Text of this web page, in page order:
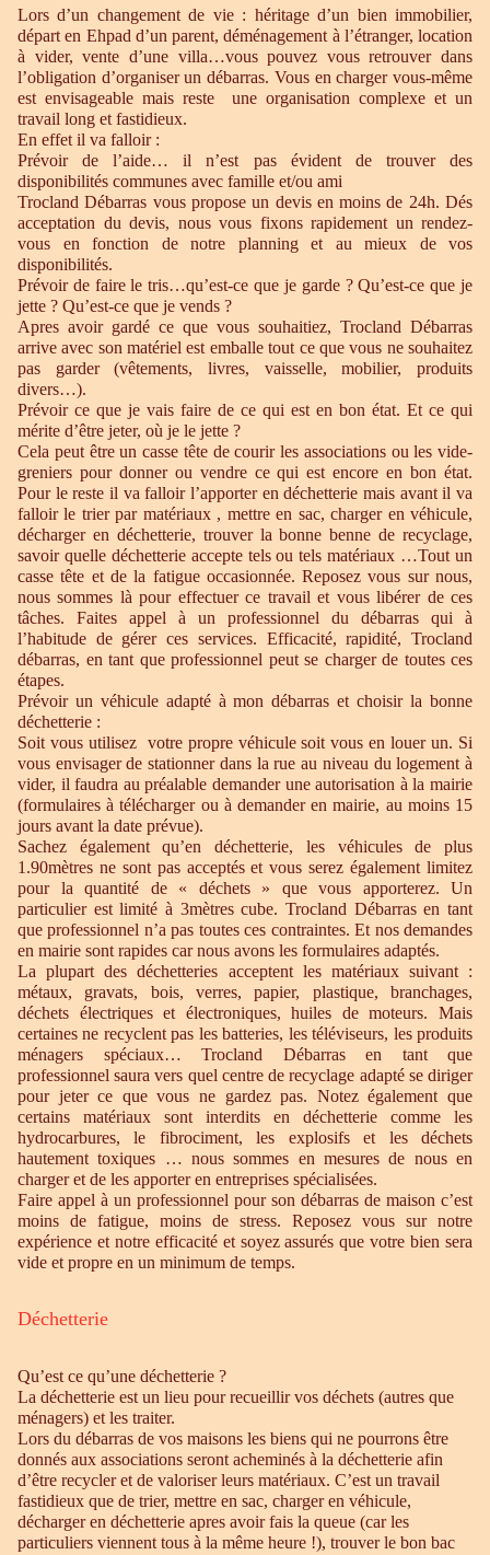
Lors d’un changement de vie : héritage d’un bien immobilier,
départ en Ehpad d’un parent, déménagement à l’étranger, location
à vider, vente d’une villa…vous pouvez vous retrouver dans
l’obligation d’organiser un débarras. Vous en charger vous-même
est envisageable mais reste une organisation complexe et un
travail long et fastidieux.
En effet il va falloir :
Prévoir de l’aide… il n’est pas évident de trouver des
disponibilités communes avec famille et/ou ami
Trocland Débarras vous propose un devis en moins de 24h. Dés
acceptation du devis, nous vous fixons rapidement un rendez-
vous en fonction de notre planning et au mieux de vos
disponibilités.
Prévoir de faire le tris…qu’est-ce que je garde ? Qu’est-ce que je
jette ? Qu’est-ce que je vends ?
Apres avoir gardé ce que vous souhaitiez, Trocland Débarras
arrive avec son matériel est emballe tout ce que vous ne souhaitez
pas garder (vêtements, livres, vaisselle, mobilier, produits
divers…).
Prévoir ce que je vais faire de ce qui est en bon état. Et ce qui
mérite d’être jeter, où je le jette ?
Cela peut être un casse tête de courir les associations ou les vide-
greniers pour donner ou vendre ce qui est encore en bon état.
Pour le reste il va falloir l’apporter en déchetterie mais avant il va
falloir le trier par matériaux , mettre en sac, charger en véhicule,
décharger en déchetterie, trouver la bonne benne de recyclage,
savoir quelle déchetterie accepte tels ou tels matériaux …Tout un
casse tête et de la fatigue occasionnée. Reposez vous sur nous,
nous sommes là pour effectuer ce travail et vous libérer de ces
tâches. Faites appel à un professionnel du débarras qui à
l’habitude de gérer ces services. Efficacité, rapidité, Trocland
débarras, en tant que professionnel peut se charger de toutes ces
étapes.
Prévoir un véhicule adapté à mon débarras et choisir la bonne
déchetterie :
Soit vous utilisez votre propre véhicule soit vous en louer un. Si
vous envisager de stationner dans la rue au niveau du logement à
vider, il faudra au préalable demander une autorisation à la mairie
(formulaires à télécharger ou à demander en mairie, au moins 15
jours avant la date prévue).
Sachez également qu’en déchetterie, les véhicules de plus
1.90mètres ne sont pas acceptés et vous serez également limitez
pour la quantité de « déchets » que vous apporterez. Un
particulier est limité à 3mètres cube. Trocland Débarras en tant
que professionnel n’a pas toutes ces contraintes. Et nos demandes
en mairie sont rapides car nous avons les formulaires adaptés.
La plupart des déchetteries acceptent les matériaux suivant :
métaux, gravats, bois, verres, papier, plastique, branchages,
déchets électriques et électroniques, huiles de moteurs. Mais
certaines ne recyclent pas les batteries, les téléviseurs, les produits
ménagers spéciaux… Trocland Débarras en tant que
professionnel saura vers quel centre de recyclage adapté se diriger
pour jeter ce que vous ne gardez pas. Notez également que
certains matériaux sont interdits en déchetterie comme les
hydrocarbures, le fibrociment, les explosifs et les déchets
hautement toxiques … nous sommes en mesures de nous en
charger et de les apporter en entreprises spécialisées.
Faire appel à un professionnel pour son débarras de maison c’est
moins de fatigue, moins de stress. Reposez vous sur notre
expérience et notre efficacité et soyez assurés que votre bien sera
vide et propre en un minimum de temps.
Déchetterie
Qu’est ce qu’une déchetterie ?
La déchetterie est un lieu pour recueillir vos déchets (autres que
ménagers) et les traiter.
Lors du débarras de vos maisons les biens qui ne pourrons être
donnés aux associations seront acheminés à la déchetterie afin
d’être recycler et de valoriser leurs matériaux. C’est un travail
fastidieux que de trier, mettre en sac, charger en véhicule,
décharger en déchetterie apres avoir fais la queue (car les
particuliers viennent tous à la même heure !), trouver le bon bac